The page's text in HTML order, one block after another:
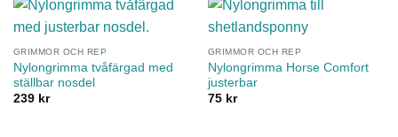
GRIMMOR OCH REP
Nylongrimma tvåfärgad med
ställbar nosdel
239 kr
GRIMMOR OCH REP
Nylongrimma Horse Comfort
justerbar
75 kr